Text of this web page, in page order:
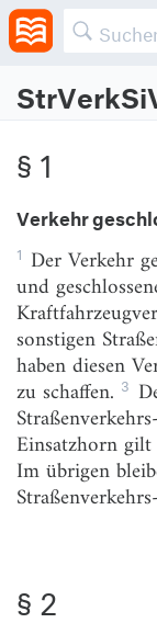
des
Zuletzt geändert am
§ 1
Verkehr
§ 2
oder
§ 3
§ 4
§ 5
Erteilung
§ 6
Erlaubnis
§ 8
§ 1
Verkehr
1 Der Verkehr
und
sonstigen
haben diesen
zu schaffen. 3
Einsatzhorn gilt
Im übrigen
§ 2